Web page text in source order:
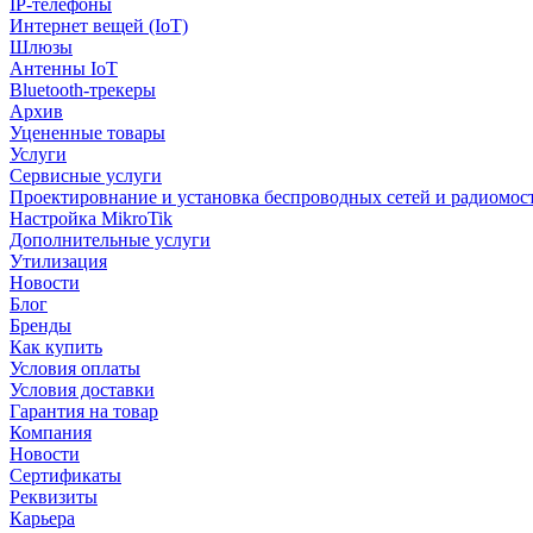
IP-телефоны
Интернет вещей (IoT)
Шлюзы
Антенны IoT
Bluetooth-трекеры
Архив
Уцененные товары
Услуги
Сервисные услуги
Проектировнание и установка беспроводных сетей и
Настройка MikroTik
Дополнительные услуги
Утилизация
Новости
Блог
Бренды
Как купить
Условия оплаты
Условия доставки
Гарантия на товар
Компания
Новости
Сертификаты
Реквизиты
Карьера